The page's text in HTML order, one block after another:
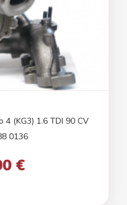
4 (KG3) 1.6 TDI 90 CV
0136
€